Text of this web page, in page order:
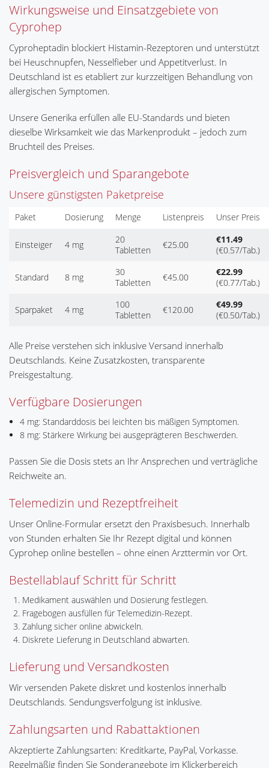
Wirkungsweise und Einsatzgebiete von
Cyprohep
Cyproheptadin blockiert Histamin-Rezeptoren und unterstützt
bei Heuschnupfen, Nesselfieber und Appetitverlust. In
Deutschland ist es etabliert zur kurzzeitigen Behandlung von
allergischen Symptomen.
Unsere Generika erfüllen alle EU-Standards und bieten
dieselbe Wirksamkeit wie das Markenprodukt – jedoch zum
Bruchteil des Preises.
Preisvergleich und Sparangebote
Unsere günstigsten Paketpreise
Paket Dosierung Menge Listenpreis Unser Preis
Einsteiger 4 mg
20
Tabletten
€25.00
€11.49
(€0.57/Tab.)
Standard 8 mg
30
Tabletten
€45.00
€22.99
(€0.77/Tab.)
Sparpaket 4 mg
100
Tabletten
€120.00
€49.99
(€0.50/Tab.)
Alle Preise verstehen sich inklusive Versand innerhalb
Deutschlands. Keine Zusatzkosten, transparente
Preisgestaltung.
Verfügbare Dosierungen
4 mg: Standarddosis bei leichten bis mäßigen Symptomen.
8 mg: Stärkere Wirkung bei ausgeprägteren Beschwerden.
Passen Sie die Dosis stets an Ihr Ansprechen und verträgliche
Reichweite an.
Telemedizin und Rezeptfreiheit
Unser Online-Formular ersetzt den Praxisbesuch. Innerhalb
von Stunden erhalten Sie Ihr Rezept digital und können
Cyprohep online bestellen – ohne einen Arzttermin vor Ort.
Bestellablauf Schritt für Schritt
Medikament auswählen und Dosierung festlegen.
Fragebogen ausfüllen für Telemedizin-Rezept.
Zahlung sicher online abwickeln.
Diskrete Lieferung in Deutschland abwarten.
Lieferung und Versandkosten
Wir versenden Pakete diskret und kostenlos innerhalb
Deutschlands. Sendungsverfolgung ist inklusive.
Zahlungsarten und Rabattaktionen
Akzeptierte Zahlungsarten: Kreditkarte, PayPal, Vorkasse.
Regelmäßig finden Sie Sonderangebote im Klickerbereich